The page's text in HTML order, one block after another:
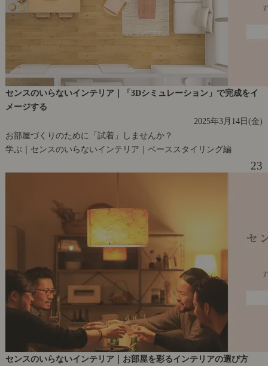
センスのいらないインテリア｜「3Dシミュレーション」で完成をイ
メージする
2025年3月14日(金)
お部屋づくりのために「試着」しませんか？
学ぶ｜センスのいらないインテリア｜ベーススタイリング編
23
センスのいらないインテリア｜お部屋を彩るインテリアの選び方